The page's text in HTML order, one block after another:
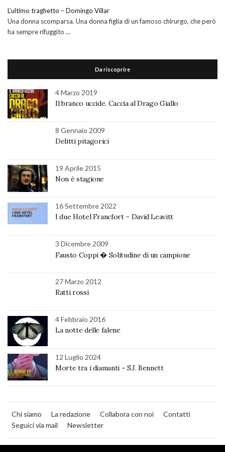
L’ultimo traghetto – Domingo Villar
Una donna scomparsa. Una donna figlia di un famoso chirurgo, che però
ha sempre rifuggito …
Da riscoprire
4 Marzo 2019
Il branco uccide. Caccia al Drago Giallo
8 Gennaio 2009
Delitti pitagorici
19 Aprile 2015
Non è stagione
16 Settembre 2022
I due Hotel Francfort – David Leavitt
3 Dicembre 2009
Fausto Coppi � Solitudine di un campione
27 Marzo 2012
Ratti rossi
4 Febbraio 2016
La notte delle falene
12 Luglio 2024
Morte tra i diamanti – S.J. Bennett
Chi siamo La redazione Collabora con noi
Contatti
Seguici via mail
Newsletter